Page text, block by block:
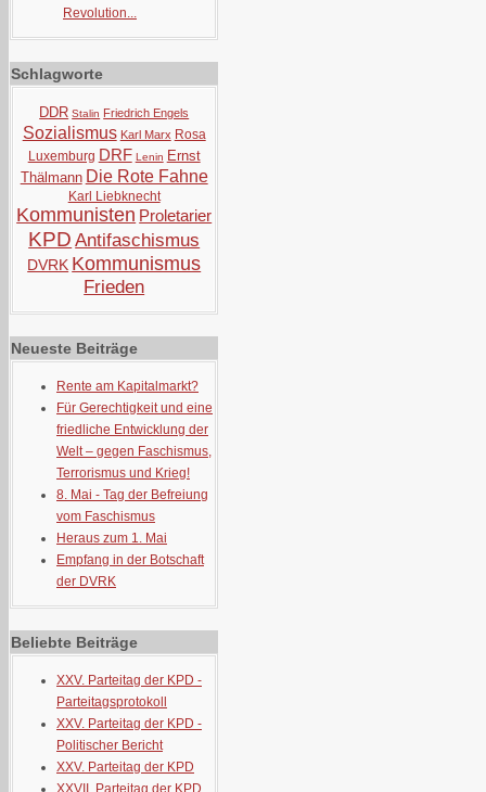
Revolution...
Schlagworte
DDR Stalin Friedrich Engels
Sozialismus Karl Marx Rosa
Luxemburg DRF Lenin Ernst
Thälmann Die Rote Fahne
Karl Liebknecht
Kommunisten Proletarier
KPD Antifaschismus
DVRK Kommunismus
Frieden
Neueste Beiträge
Rente am Kapitalmarkt?
Für Gerechtigkeit und eine
friedliche Entwicklung der
Welt – gegen Faschismus,
Terrorismus und Krieg!
8. Mai - Tag der Befreiung
vom Faschismus
Heraus zum 1. Mai
Empfang in der Botschaft
der DVRK
Beliebte Beiträge
XXV. Parteitag der KPD -
Parteitagsprotokoll
XXV. Parteitag der KPD -
Politischer Bericht
XXV. Parteitag der KPD
XXVII. Parteitag der KPD